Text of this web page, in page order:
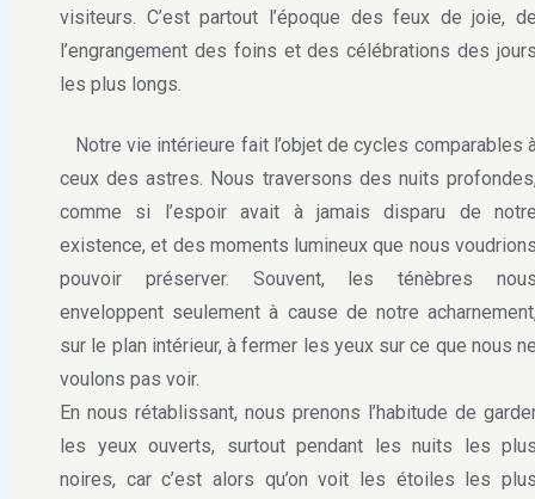
visiteurs. C’est partout l’époque des feux de joie,
l’engrangement des foins et des célébrations des
les plus longs.
Notre vie intérieure fait l’objet de cycles comparables
ceux des astres. Nous traversons des nuits
comme si l’espoir avait à jamais disparu de
existence, et des moments lumineux que nous
pouvoir préserver. Souvent, les ténèbres
enveloppent seulement à cause de notre
sur le plan intérieur, à fermer les yeux sur ce que nous
voulons pas voir.
En nous rétablissant, nous prenons l’habitude de
les yeux ouverts, surtout pendant les nuits les
noires, car c’est alors qu’on voit les étoiles les